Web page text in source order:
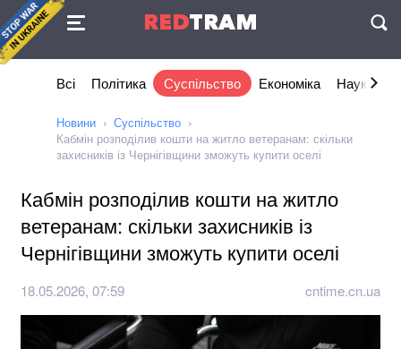
REDTRAM
Угода
Всі Політика Суспільство Економіка Наука та
Новини
Суспільство
Кабмін розподілив кошти на житло ветеранам: скільки
захисників із Чернігівщини зможуть купити оселі
Кабмін розподілив кошти на житло
ветеранам: скільки захисників із
Чернігівщини зможуть купити оселі
18.05.2026, 07:59 cntime.cn.ua